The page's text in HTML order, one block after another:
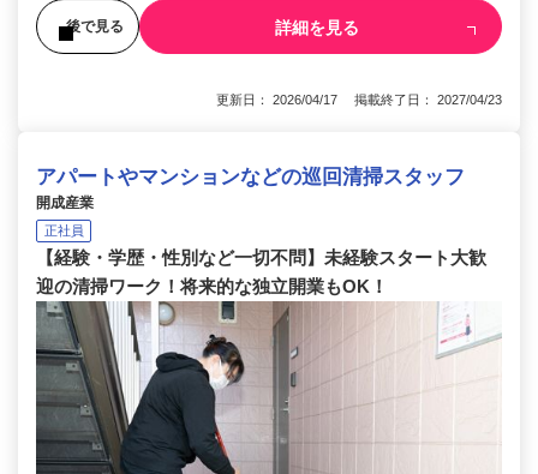
後で見る 詳細を見る
更新日： 2026/04/17 掲載終了日： 2027/04/23
アパートやマンションなどの巡回清掃スタッフ
開成産業
正社員
【経験・学歴・性別など一切不問】未経験スタート大歓
迎の清掃ワーク！将来的な独立開業もOK！